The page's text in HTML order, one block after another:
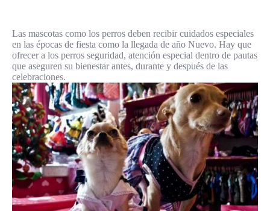
Las mascotas como los perros deben recibir cuidados especiales
en las épocas de fiesta como la llegada de año Nuevo. Hay que
ofrecer a los perros seguridad, atención especial dentro de pautas
que aseguren su bienestar antes, durante y después de las
celebraciones.